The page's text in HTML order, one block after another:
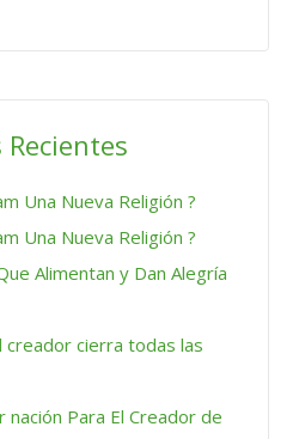
Una Nueva Religión ?
Una Nueva Religión ?
Alimentan y Dan Alegría
creador cierra todas las
nación Para El Creador de